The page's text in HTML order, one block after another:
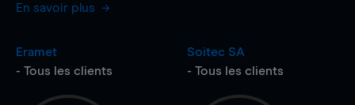
En savoir plus
Eramet
- Tous les clients
Soitec SA
- Tous les clients